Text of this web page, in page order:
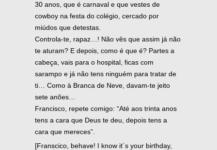
30 anos, que é carnaval e que vestes de
cowboy na festa do colégio, cercado por
miúdos que detestas.
Controla-te, rapaz…! Não vês que assim já não
te aturam? E depois, como é que é? Partes a
cabeça, vais para o hospital, ficas com
sarampo e já não tens ninguém para tratar de
ti… Como à Branca de Neve, davam-te jeito
sete anões…
Francisco, repete comigo: “Até aos trinta anos
tens a cara que Deus te deu, depois tens a
cara que mereces”.
[Franscico, behave! I know it´s your birthday,